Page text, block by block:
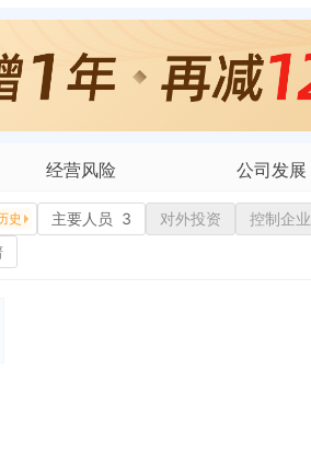
经营风险 公司发展
或有债务债权
融资历史
史 主要人员 3 对外投资 控制企业